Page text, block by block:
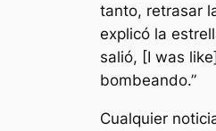
tanto, retrasar
explicó la
salió, [I was
bombeando.”
Cualquier